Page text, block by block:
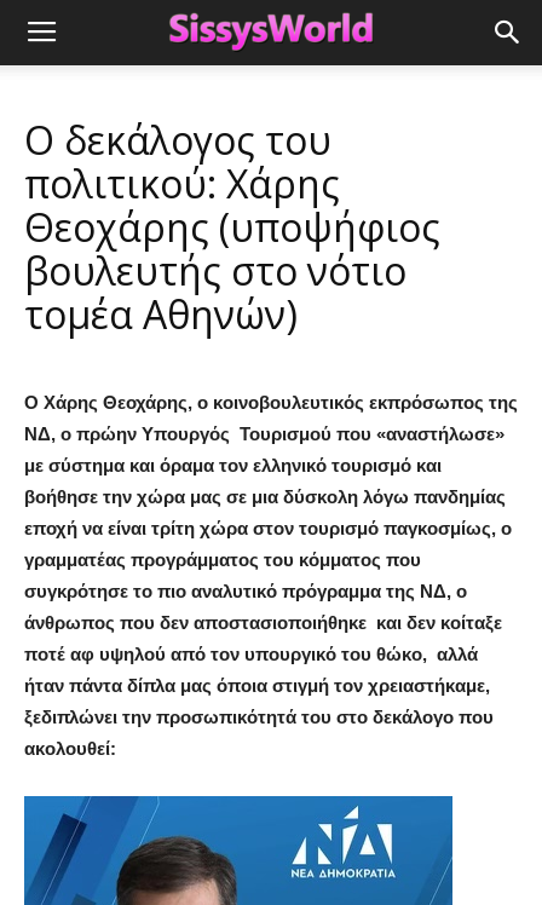
Ο δεκάλογος του
πολιτικού: Χάρης
Θεοχάρης (υποψήφιος
βουλευτής στο νότιο
τομέα Αθηνών)
Ο Χάρης Θεοχάρης, ο κοινοβουλευτικός εκπρόσωπος της
ΝΔ, ο πρώην Υπουργός Τουρισμού που «αναστήλωσε»
με σύστημα και όραμα τον ελληνικό τουρισμό και
βοήθησε την χώρα μας σε μια δύσκολη λόγω πανδημίας
εποχή να είναι τρίτη χώρα στον τουρισμό παγκοσμίως, ο
γραμματέας προγράμματος του κόμματος που
συγκρότησε το πιο αναλυτικό πρόγραμμα της ΝΔ, ο
άνθρωπος που δεν αποστασιοποιήθηκε και δεν κοίταξε
ποτέ αφ υψηλού από τον υπουργικό του θώκο, αλλά
ήταν πάντα δίπλα μας όποια στιγμή τον χρειαστήκαμε,
ξεδιπλώνει την προσωπικότητά του στο δεκάλογο που
ακολουθεί: